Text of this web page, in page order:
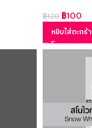
฿120 ฿100
หยิบใส่ตะกร้า